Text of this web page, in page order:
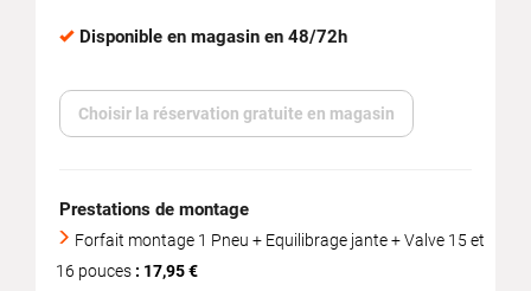
Disponible en magasin en 48/72h
Choisir la réservation gratuite en magasin
Prestations de montage
Forfait montage 1 Pneu + Equilibrage jante + Valve 15 et
16 pouces : 17,95 €